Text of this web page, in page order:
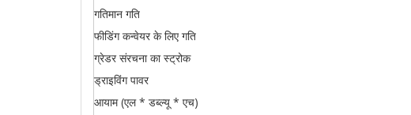
गतिमान गति
फीडिंग कन्वेयर के लिए गति
ग्रेडर संरचना का स्ट्रोक
ड्राइविंग पावर
आयाम (एल * डब्ल्यू * एच)